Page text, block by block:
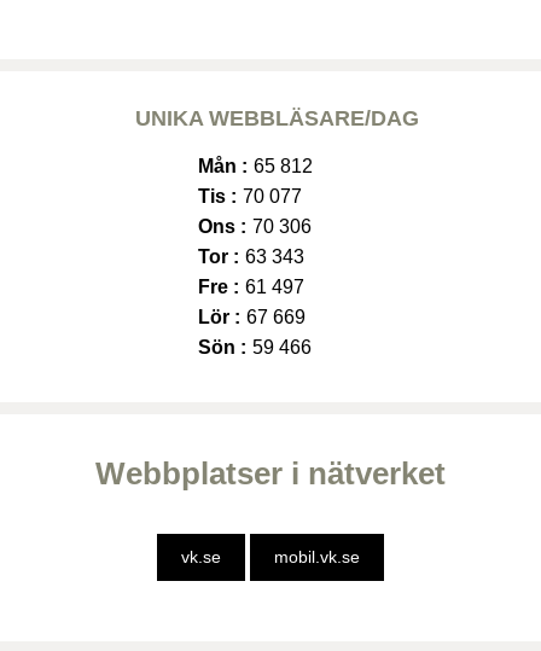
UNIKA WEBBLÄSARE/DAG
Mån : 65 812
Tis : 70 077
Ons : 70 306
Tor : 63 343
Fre : 61 497
Lör : 67 669
Sön : 59 466
Webbplatser i nätverket
vk.se mobil.vk.se